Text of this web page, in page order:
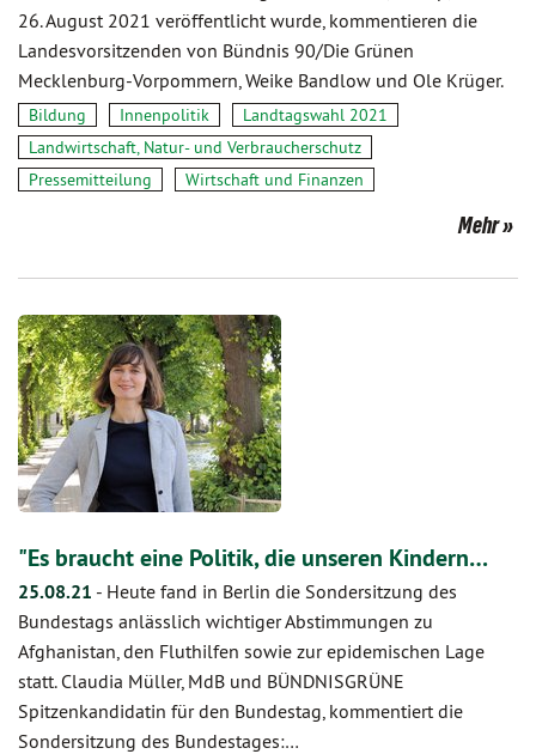
26. August 2021 veröffentlicht wurde, kommentieren die
Landesvorsitzenden von Bündnis 90/Die Grünen
Mecklenburg-Vorpommern, Weike Bandlow und Ole Krüger.
Bildung Innenpolitik
Landtagswahl 2021
Landwirtschaft, Natur- und Verbraucherschutz
Pressemitteilung
Wirtschaft und Finanzen
Mehr
"Es braucht eine Politik, die unseren Kindern…
25.08.21 - Heute fand in Berlin die Sondersitzung des
Bundestags anlässlich wichtiger Abstimmungen zu
Afghanistan, den Fluthilfen sowie zur epidemischen Lage
statt. Claudia Müller, MdB und BÜNDNISGRÜNE
Spitzenkandidatin für den Bundestag, kommentiert die
Sondersitzung des Bundestages:…